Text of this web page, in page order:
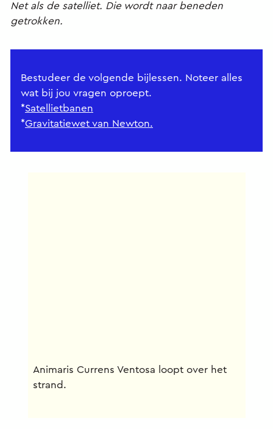
Net als de satelliet. Die wordt naar beneden
getrokken.
Bestudeer de volgende bijlessen. Noteer alles
wat bij jou vragen oproept.
*Satellietbanen
*Gravitatiewet van Newton.
Animaris Currens Ventosa loopt over het
strand.